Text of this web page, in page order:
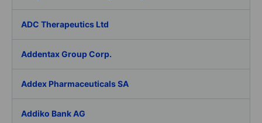
ADC Therapeutics Ltd
Addentax Group Corp.
Addex Pharmaceuticals SA
Addiko Bank AG